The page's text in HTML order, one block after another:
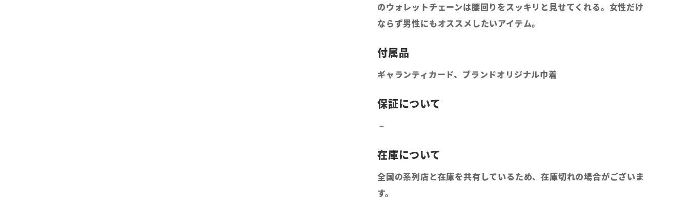
のウォレットチェーンは腰回りをスッキリと見せてくれる。女性だけ
ならず男性にもオススメしたいアイテム。
ギャランティカード、ブランドオリジナル巾着
全国の系列店と在庫を共有しているため、在庫切れの場合がございま
す。